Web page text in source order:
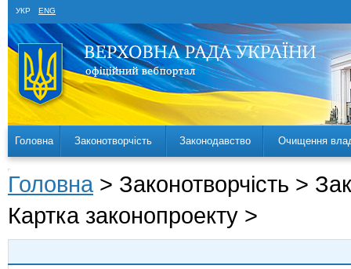
УКР ENG
Головна Законотворчість Законодавство Очищення
Головна > Законотворчість >
Картка законопроекту >